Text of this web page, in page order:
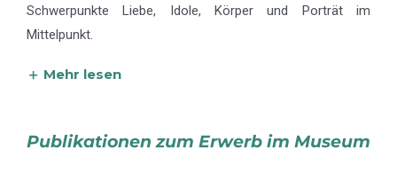
Schwerpunkte Liebe, Idole, Körper und Porträt im
Mittelpunkt.
Mehr lesen
Publikationen zum Erwerb im Museum